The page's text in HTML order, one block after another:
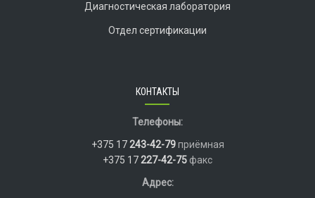
Диагностическая лаборатория
Отдел сертификации
КОНТАКТЫ
Телефоны:
+375 17243-42-79приёмная
+375 17227-42-75факс
Адрес: